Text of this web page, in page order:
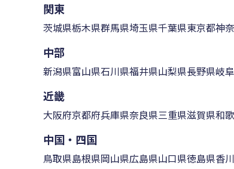
関東
茨城県栃木県群馬県埼玉県千葉県東京都神
中部
新潟県富山県石川県福井県山梨県長野県岐
近畿
大阪府京都府兵庫県奈良県三重県滋賀県和
中国・四国
鳥取県島根県岡山県広島県山口県徳島県香